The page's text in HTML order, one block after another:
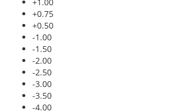
+0.75
+0.50
-1.00
-1.50
-2.00
-2.50
-3.00
-3.50
-4.00